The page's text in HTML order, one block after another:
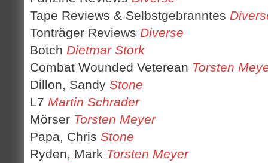
Tape Reviews & Selbstgebranntes
Tonträger Reviews Diverse
Botch Dietmar Stork
Combat Wounded Veterean Torsten
Dillon, Sandy Stone
L7 Martin Schrader
Mörser Torsten Meyer
Papa, Chris Stone
Ryden, Mark Torsten Meyer